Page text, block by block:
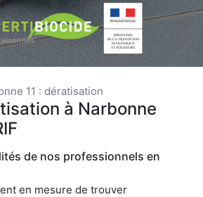
11 : dératisation
à Narbonne
de nos professionnels en
en mesure de trouver